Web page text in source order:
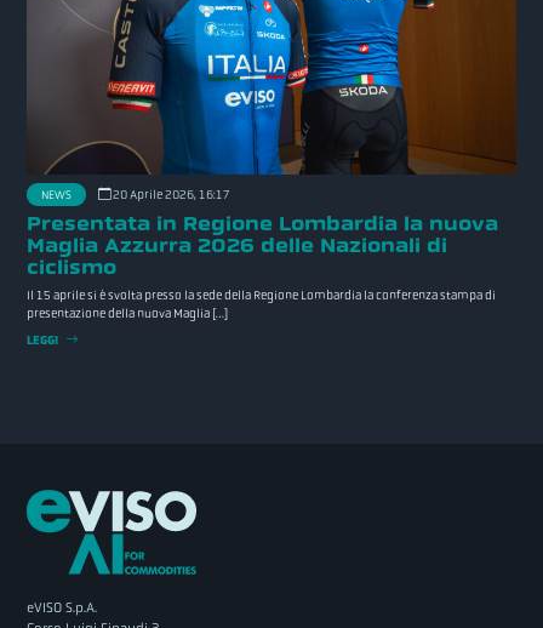
NEWS 20 Aprile 2026, 16:17
Presentata in Regione Lombardia la nuova
Maglia Azzurra 2026 delle Nazionali di
ciclismo
Il 15 aprile si è svolta presso la sede della Regione Lombardia la conferenza stampa di
presentazione della nuova Maglia […]
LEGGI
eVISO S.p.A.